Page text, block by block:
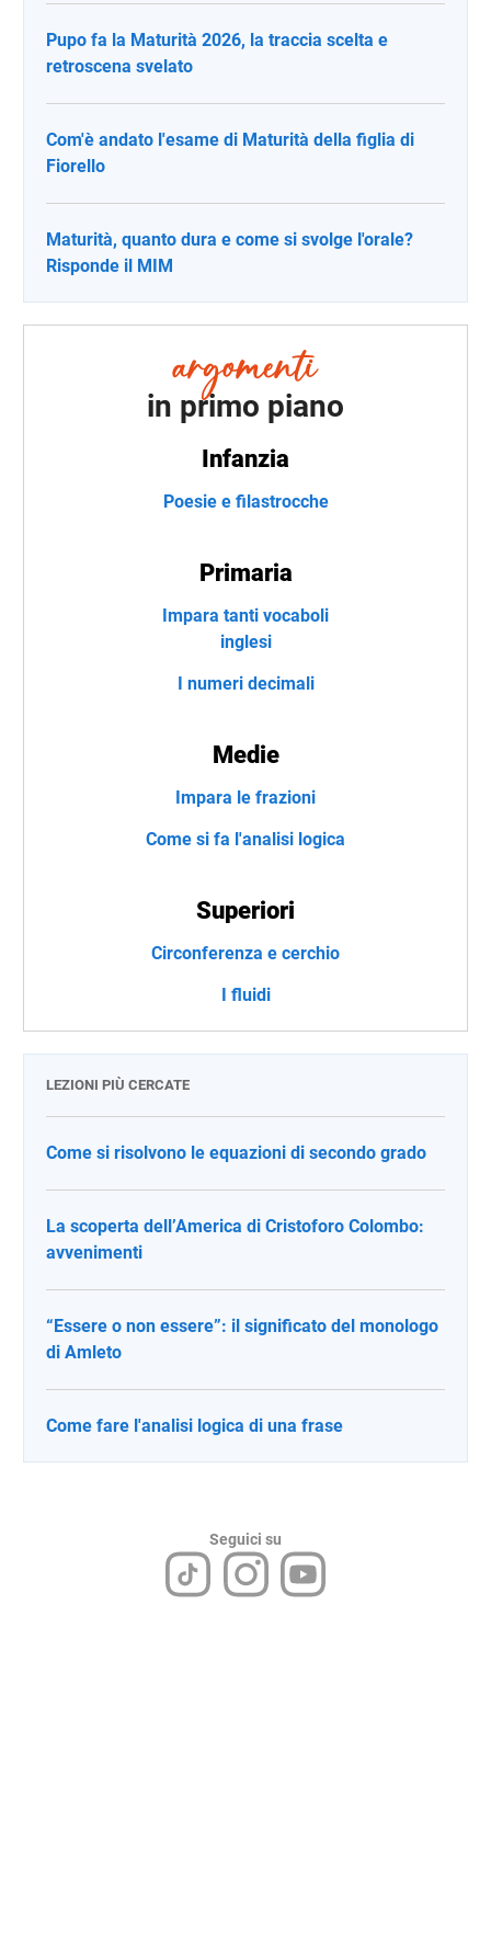
Pupo fa la Maturità 2026, la traccia scelta e
retroscena svelato
Com'è andato l'esame di Maturità della figlia di
Fiorello
Maturità, quanto dura e come si svolge l'orale?
Risponde il MIM
in primo piano
Infanzia
Poesie e filastrocche
Primaria
Impara tanti vocaboli
inglesi
I numeri decimali
Medie
Impara le frazioni
Come si fa l'analisi logica
Superiori
Circonferenza e cerchio
I fluidi
LEZIONI PIÙ CERCATE
Come si risolvono le equazioni di secondo grado
La scoperta dell’America di Cristoforo Colombo:
avvenimenti
“Essere o non essere”: il significato del monologo
di Amleto
Come fare l'analisi logica di una frase
Seguici su